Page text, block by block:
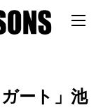
ート」池